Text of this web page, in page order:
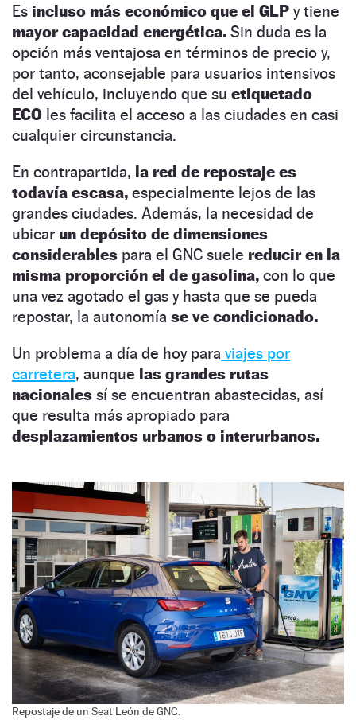
Es incluso más económico que el GLP y tiene
mayor capacidad energética. Sin duda es la
opción más ventajosa en términos de precio y,
por tanto, aconsejable para usuarios intensivos
del vehículo, incluyendo que su etiquetado
ECO les facilita el acceso a las ciudades en casi
cualquier circunstancia.
En contrapartida, la red de repostaje es
todavía escasa, especialmente lejos de las
grandes ciudades. Además, la necesidad de
ubicar un depósito de dimensiones
considerables para el GNC suele reducir en la
misma proporción el de gasolina, con lo que
una vez agotado el gas y hasta que se pueda
repostar, la autonomía se ve condicionado.
Un problema a día de hoy para viajes por
carretera, aunque las grandes rutas
nacionales sí se encuentran abastecidas, así
que resulta más apropiado para
desplazamientos urbanos o interurbanos.
Repostaje de un Seat León de GNC.